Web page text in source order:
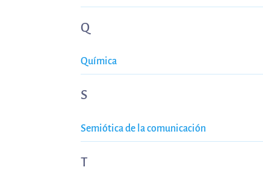
Q
Química
S
Semiótica de la comunicación
T